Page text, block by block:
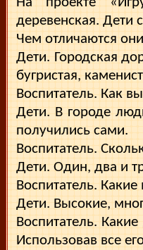
деревенская. Дети
Чем отличаются
Дети. Городская
бугристая,
Воспитатель. Как
Дети. В городе
получились сами.
Воспитатель.
Дети. Один, два и
Воспитатель.
Дети. Высокие,
Воспитатель.
Использовав все